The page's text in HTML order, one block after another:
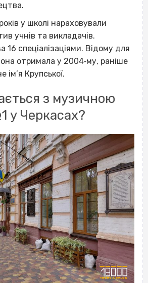
у школі нараховували
учнів та викладачів.
16 спеціалізаціями. Відому для
отримала у 2004‐му, раніше
ім’я Крупської.
з музичною
у Черкасах?